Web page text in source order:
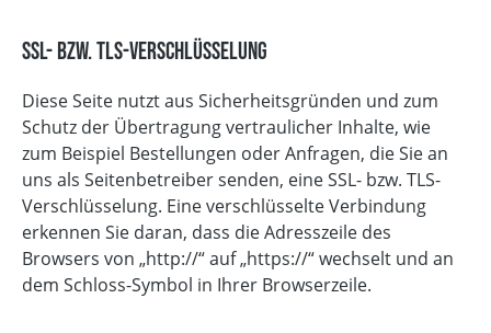
SSL- bzw. TLS-Verschlüsselung
Diese Seite nutzt aus Sicherheitsgründen und zum
Schutz der Übertragung vertraulicher Inhalte, wie
zum Beispiel Bestellungen oder Anfragen, die Sie an
uns als Seitenbetreiber senden, eine SSL- bzw. TLS-
Verschlüsselung. Eine verschlüsselte Verbindung
erkennen Sie daran, dass die Adresszeile des
Browsers von „http://“ auf „https://“ wechselt und an
dem Schloss-Symbol in Ihrer Browserzeile.